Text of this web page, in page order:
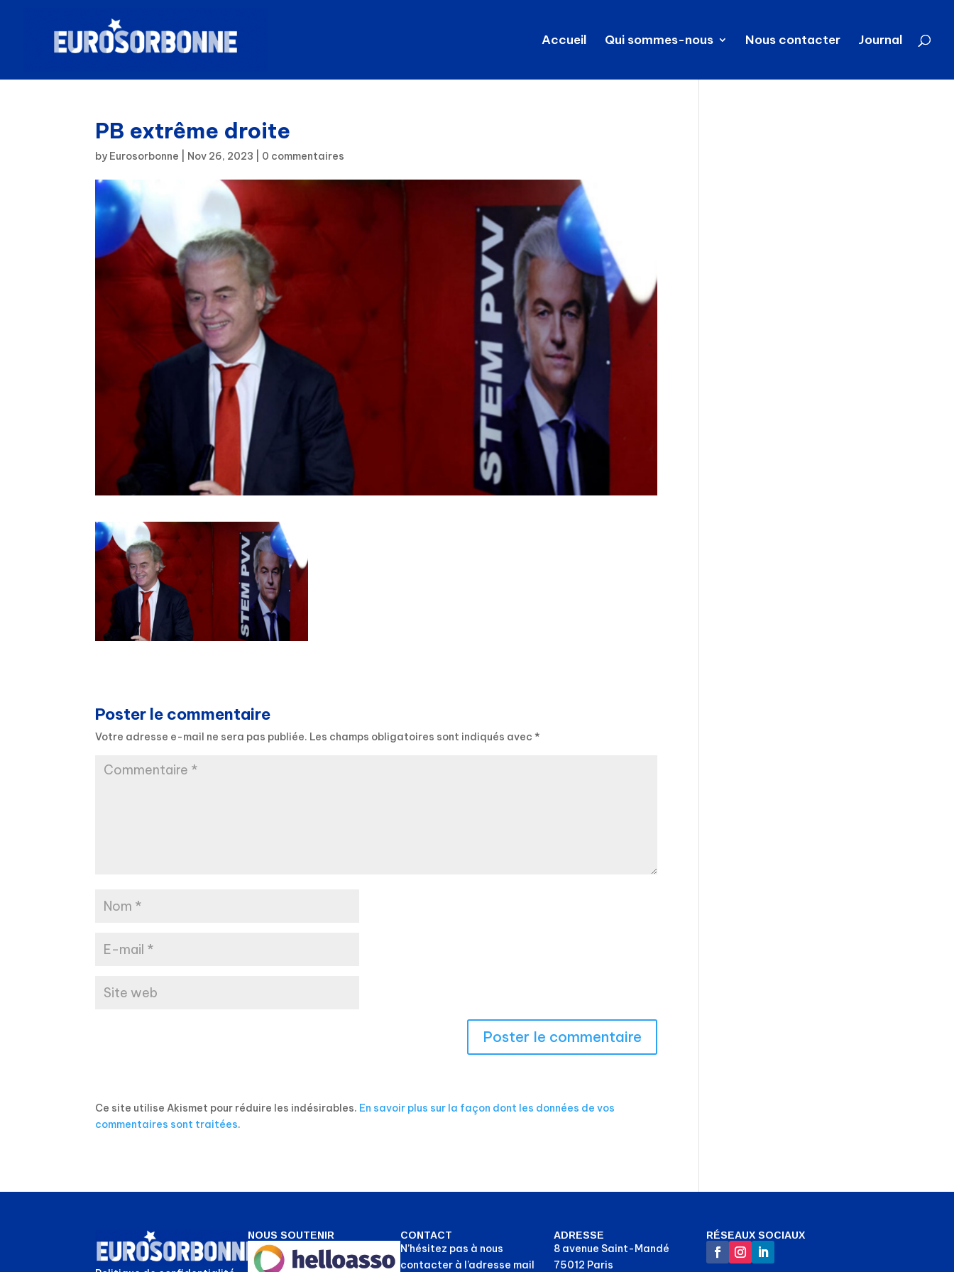
Accueil Qui sommes-nous Nous contacter Journal
PB extrême droite
by Eurosorbonne Nov 26, 2023 0 commentaires
Poster le commentaire
Votre adresse e-mail ne sera pas publiée. Les champs obligatoires sont indiqués avec*
Ce site utilise Akismet pour réduire les indésirables. En savoir plus sur la façon dont les données de vos
commentaires sont traitées.
NOUS SOUTENIR CONTACT
N’hésitez pas à nous
contacter à l’adresse mail
ADRESSE
8 avenue Saint-Mandé
75012 Paris
RÉSEAUX SOCIAUX